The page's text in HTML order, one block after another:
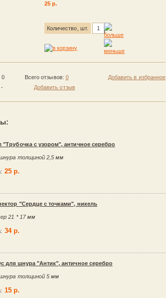
25 р.
Количество, шт.
0
-
Всего отзывов: 0
Добавить отзыв
Добавить в избранное
"Трубочка с узором", античное серебро
толщиной 2,5 мм
25 р.
"Сердце с точками", никель
21 * 17 мм
34 р.
для шнура "Антик", античное серебро
толщиной 5 мм
15 р.